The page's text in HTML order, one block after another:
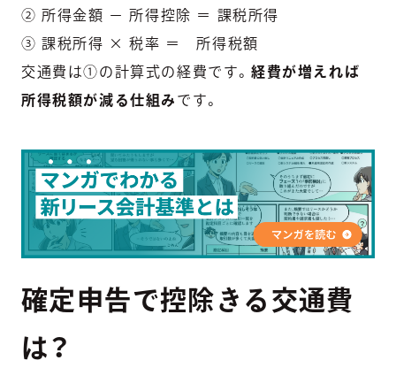
② 所得金額 － 所得控除 ＝ 課税所得
③ 課税所得 × 税率 ＝ 所得税額
交通費は①の計算式の経費です。 経費が増えれば
所得税額が減る仕組み です。
確定申告で控除きる交通費
は？